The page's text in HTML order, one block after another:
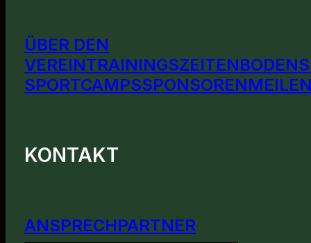
ÜBER DEN
VEREINTRAININGSZEITEN
SPORTCAMPSSPONSOREN
KONTAKT
ANSPRECHPARTNER